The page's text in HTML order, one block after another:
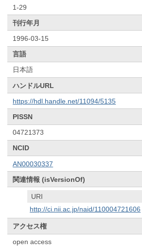
1-29
刊行年月
1996-03-15
言語
日本語
ハンドルURL
https://hdl.handle.net/11094/5135
PISSN
04721373
NCID
AN00030337
関連情報 (isVersionOf)
URI
http://ci.nii.ac.jp/naid/110004721606
アクセス権
open access